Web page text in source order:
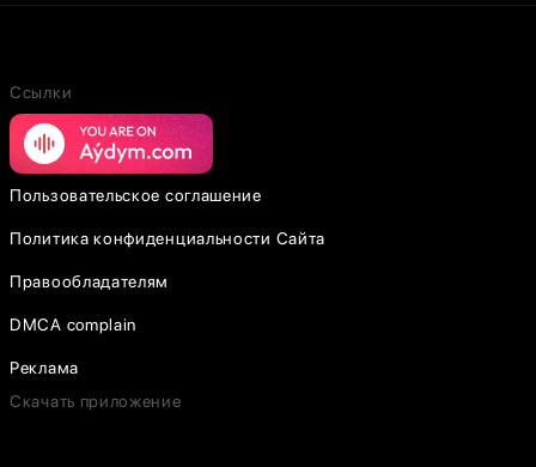
Ссылки
Пользовательское соглашение
Политика конфиденциальности Сайта
Правообладателям
DMCA complain
Реклама
Скачать приложение